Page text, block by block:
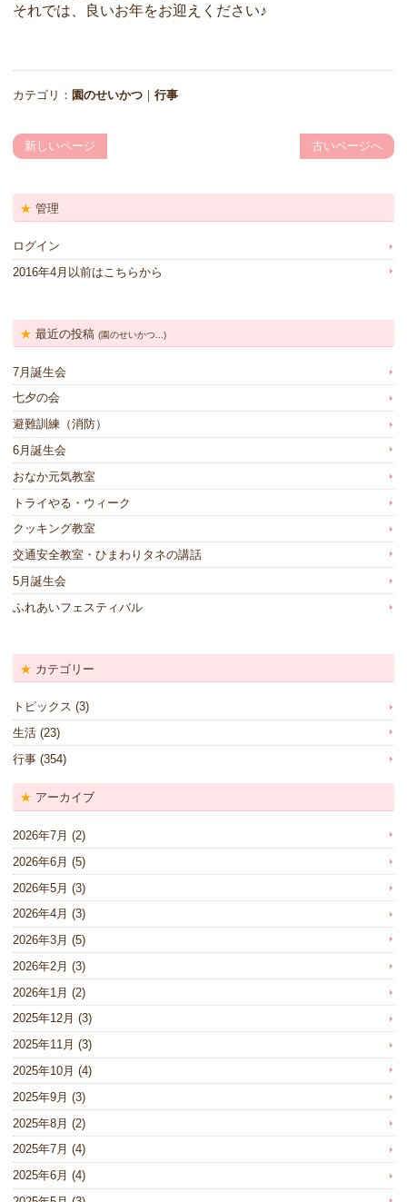
それでは、良いお年をお迎えください♪
カテゴリ： 園のせいかつ ｜ 行事
新しいページ 古いページへ
管理
ログイン
2016年4月以前はこちらから
最近の投稿(園のせいかつ...)
7月誕生会
七夕の会
避難訓練（消防）
6月誕生会
おなか元気教室
トライやる・ウィーク
クッキング教室
交通安全教室・ひまわりタネの講話
5月誕生会
ふれあいフェスティバル
カテゴリー
トピックス (3)
生活 (23)
行事 (354)
アーカイブ
2026年7月 (2)
2026年6月 (5)
2026年5月 (3)
2026年4月 (3)
2026年3月 (5)
2026年2月 (3)
2026年1月 (2)
2025年12月 (3)
2025年11月 (3)
2025年10月 (4)
2025年9月 (3)
2025年8月 (2)
2025年7月 (4)
2025年6月 (4)